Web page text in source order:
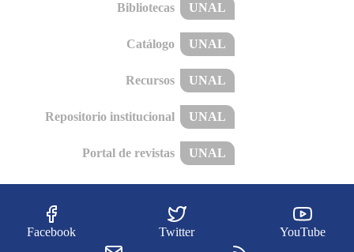
Bibliotecas UNAL
Catálogo UNAL
Recursos UNAL
Repositorio institucional UNAL
Portal de revistas UNAL
Facebook Twitter YouTube